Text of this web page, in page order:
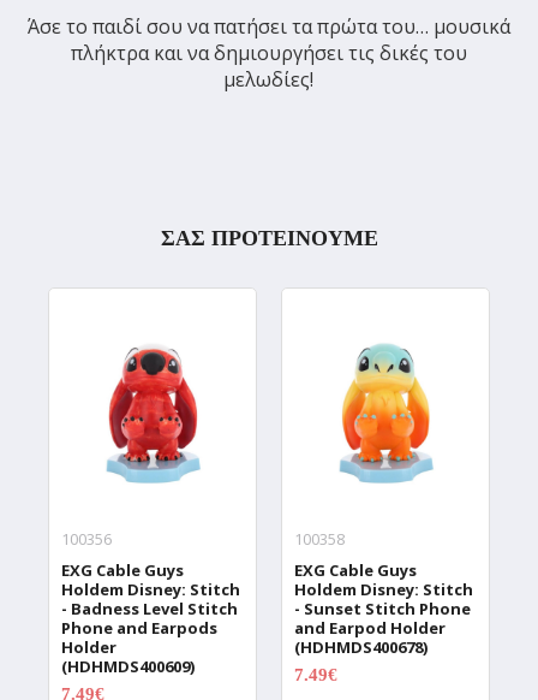
Άσε το παιδί σου να πατήσει τα πρώτα του… μουσικά
πλήκτρα και να δημιουργήσει τις δικές του
μελωδίες!
ΣΑΣ ΠΡΟΤΕΙΝΟΥΜΕ
100356
EXG Cable Guys
Holdem Disney: Stitch
- Badness Level Stitch
Phone and Earpods
Holder
(HDHMDS400609)
7.49€
100358
EXG Cable Guys
Holdem Disney: Stitch
- Sunset Stitch Phone
and Earpod Holder
(HDHMDS400678)
7.49€